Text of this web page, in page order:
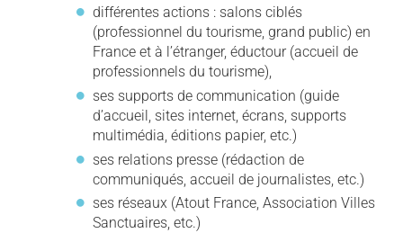
différentes actions : salons ciblés
(professionnel du tourisme, grand public) en
France et à l’étranger, éductour (accueil de
professionnels du tourisme),
ses supports de communication (guide
d’accueil, sites internet, écrans, supports
multimédia, éditions papier, etc.)
ses relations presse (rédaction de
communiqués, accueil de journalistes, etc.)
ses réseaux (Atout France, Association Villes
Sanctuaires, etc.)